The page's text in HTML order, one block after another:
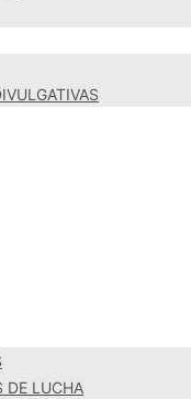
DE LUCHA